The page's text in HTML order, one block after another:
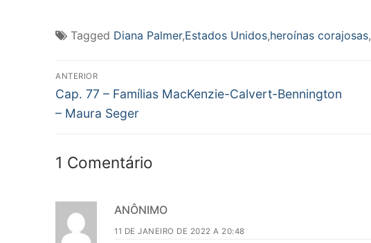
Tagged Diana Palmer,Estados Unidos,heroínas corajosas,
Navegação
de
ANTERIOR
Post
anterior:
Cap. 77 – Famílias MacKenzie-Calvert-Bennington
– Maura Seger
1 Comentário
ANÔNIMO
11 DE JANEIRO DE 2022 A 20:48